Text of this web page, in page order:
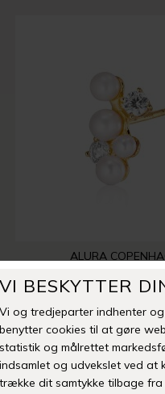
ALURA
DKK 350,00